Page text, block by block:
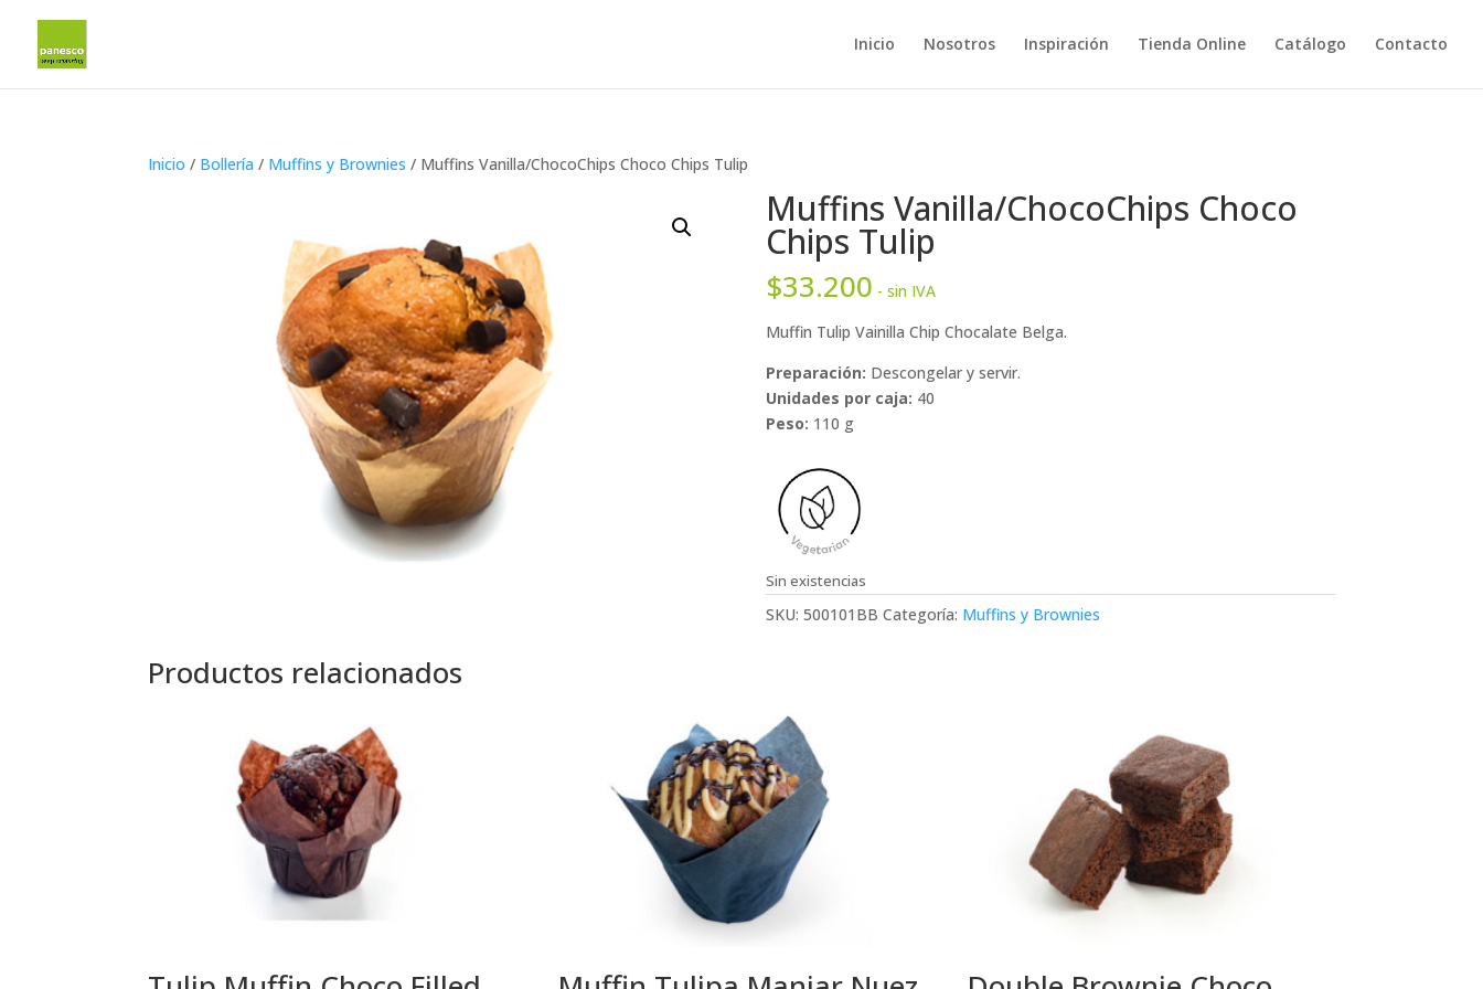
Inicio Nosotros Inspiración Tienda Online Catálogo Contacto
Inicio / Bollería / Muffins y Brownies / Muffins Vanilla/ChocoChips Choco Chips Tulip
Muffins Vanilla/ChocoChips Choco
Chips Tulip
$33.200 - sin IVA
Muffin Tulip Vainilla Chip Chocalate Belga.
Preparación: Descongelar y servir.
Unidades por caja: 40
Peso: 110 g
Sin existencias
SKU: 500101BB Categoría: Muffins y Brownies
Productos relacionados